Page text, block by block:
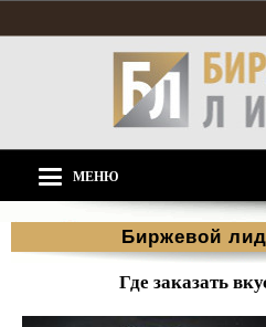
МЕНЮ
Биржевой
Где заказать